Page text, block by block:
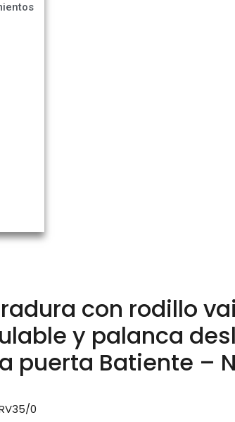
con rodillo
y palanca
puerta Batiente –
0